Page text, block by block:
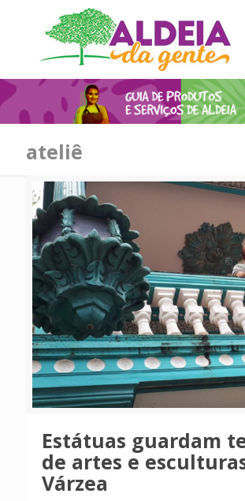
ateliê
Estátuas guardam
de artes e
Várzea